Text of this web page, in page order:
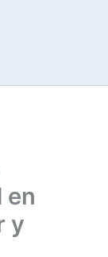
en
y